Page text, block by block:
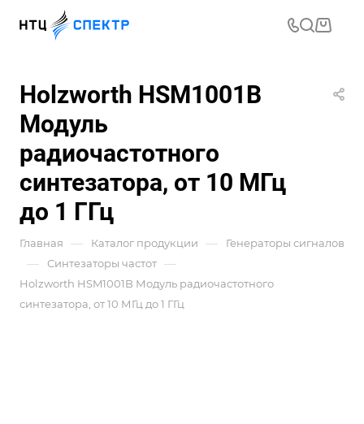
Holzworth HSM1001B
Модуль
радиочастотного
синтезатора, от 10 МГц
до 1 ГГц
Главная — Каталог продукции — Генераторы сигналов
— Синтезаторы частот —
Holzworth HSM1001B Модуль радиочастотного
синтезатора, от 10 МГц до 1 ГГц